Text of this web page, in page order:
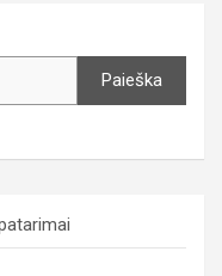
Paieška